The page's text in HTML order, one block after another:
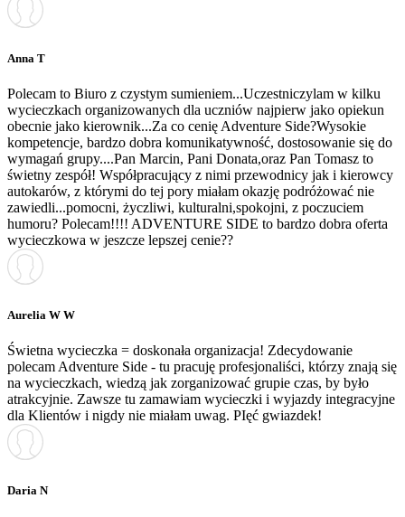
Anna T
Polecam to Biuro z czystym sumieniem...Uczestniczylam w kilku
wycieczkach organizowanych dla uczniów najpierw jako opiekun
obecnie jako kierownik...Za co cenię Adventure Side?Wysokie
kompetencje, bardzo dobra komunikatywność, dostosowanie się do
wymagań grupy....Pan Marcin, Pani Donata,oraz Pan Tomasz to
świetny zespół! Współpracujący z nimi przewodnicy jak i kierowcy
autokarów, z którymi do tej pory miałam okazję podróżować nie
zawiedli...pomocni, życzliwi, kulturalni,spokojni, z poczuciem
humoru? Polecam!!!! ADVENTURE SIDE to bardzo dobra oferta
wycieczkowa w jeszcze lepszej cenie??
Aurelia W W
Świetna wycieczka = doskonała organizacja! Zdecydowanie
polecam Adventure Side - tu pracuję profesjonaliści, którzy znają się
na wycieczkach, wiedzą jak zorganizować grupie czas, by było
atrakcyjnie. Zawsze tu zamawiam wycieczki i wyjazdy integracyjne
dla Klientów i nigdy nie miałam uwag. PIęć gwiazdek!
Daria N